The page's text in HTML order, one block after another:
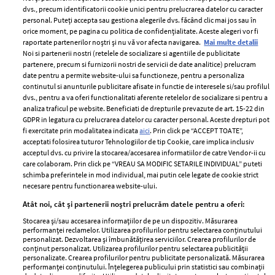
ELLE Style Awards
2024
Despre ELLE
Romania
Contact
Abonamente
Termeni si conditii
Politica de
confidențialitate
Politica de cookies
Publicitate
GSP
Unica
Baby
Retete
femei
Viva
Avantaje
Retete practice
dvs., precum identificatorii cookie unici pentru prelucrarea datelor cu caracter
personal. Puteți accepta sau gestiona alegerile dvs. făcând clic mai jos sau în
orice moment, pe pagina cu politica de confidențialitate. Aceste alegeri vor fi
raportate partenerilor noștri și nu vă vor afecta navigarea. Mai multe detalii
Noi si partenerii nostri (retelele de socializare si agentiile de publicitate
partenere, precum si furnizorii nostri de servicii de date analitice) prelucram
date pentru a permite website-ului sa functioneze, pentru a personaliza
continutul si anunturile publicitare afisate in functie de interesele si/sau profilul
dvs., pentru a va oferi functionalitati aferente retelelor de socializare si pentru a
analiza traficul pe website. Beneficiati de drepturile prevazute de art. 15-22 din
GDPR in legatura cu prelucrarea datelor cu caracter personal. Aceste drepturi pot
fi exercitate prin modalitatea indicataaici. Prin click pe “ACCEPT TOATE”,
acceptati folosirea tuturor Tehnologiilor de tip Cookie, care implica inclusiv
acceptul dvs. cu privire la stocarea/accesarea informatiilor de catre Vendor-ii cu
care colaboram. Prin click pe “VREAU SA MODIFIC SETARILE INDIVIDUAL” puteti
schimba preferintele in mod individual, mai putin cele legate de cookie strict
necesare pentru functionarea website-ului.
Atât noi, cât și partenerii noștri prelucrăm datele pentru a oferi:
Stocarea și/sau accesarea informațiilor de pe un dispozitiv. Măsurarea
performanței reclamelor. Utilizarea profilurilor pentru selectarea conținutului
personalizat. Dezvoltarea și îmbunătățirea serviciilor. Crearea profilurilor de
conținut personalizat. Utilizarea profilurilor pentru selectarea publicității
personalizate. Crearea profilurilor pentru publicitate personalizată. Măsurarea
performanței conținutului. Înțelegerea publicului prin statistici sau combinații